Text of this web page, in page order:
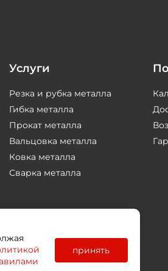
Услуги
Резка и рубка металла
Гибка металла
Прокат металла
Вальцовка металла
Ковка металла
Сварка металла
принять